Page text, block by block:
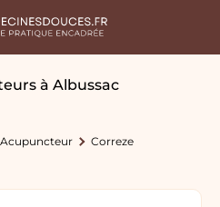
à Albussac
Acupuncteur
Correze